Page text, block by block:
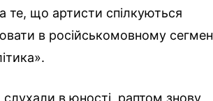
те, що артисти спілкуються
в російськомовному
слухали в юності, раптом знову